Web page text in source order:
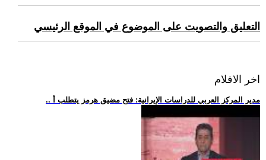
التعليق والتصويت على الموضوع في الموقع الرئيسي
اخر الافلام
.. مدير المركز العربي للدراسات الإيرانية: فتح مضيق هرمز يتطلب أ